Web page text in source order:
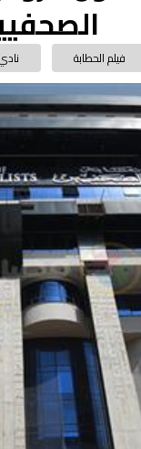
فيلم الحطابة